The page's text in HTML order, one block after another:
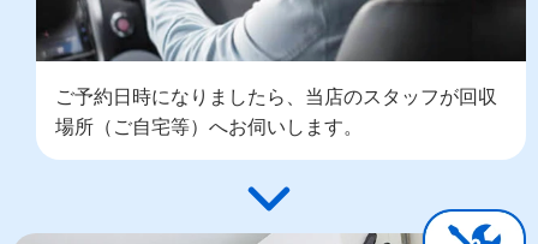
ご予約日時になりましたら、当店のスタッフが回収
場所（ご自宅等）へお伺いします。